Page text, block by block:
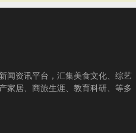
闻资讯平台，汇集美食文化、综艺
家居、商旅生涯、教育科研、等多